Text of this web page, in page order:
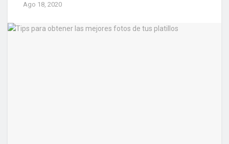
Ago 18, 2020